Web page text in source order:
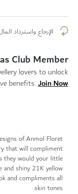
الإرجاع واسترداد
Club Member
lovers to unlock
benefits. Join Now
of Anmol Floret
that will compliment
they would your little
and shiny 21K yellow
and compliments all
skin tones.